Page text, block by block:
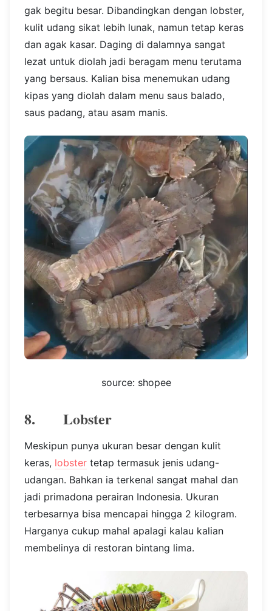
gak begitu besar. Dibandingkan dengan lobster,
kulit udang sikat lebih lunak, namun tetap keras
dan agak kasar. Daging di dalamnya sangat
lezat untuk diolah jadi beragam menu terutama
yang bersaus. Kalian bisa menemukan udang
kipas yang diolah dalam menu saus balado,
saus padang, atau asam manis.
source: shopee
8. Lobster
Meskipun punya ukuran besar dengan kulit
keras, lobster tetap termasuk jenis udang-
udangan. Bahkan ia terkenal sangat mahal dan
jadi primadona perairan Indonesia. Ukuran
terbesarnya bisa mencapai hingga 2 kilogram.
Harganya cukup mahal apalagi kalau kalian
membelinya di restoran bintang lima.